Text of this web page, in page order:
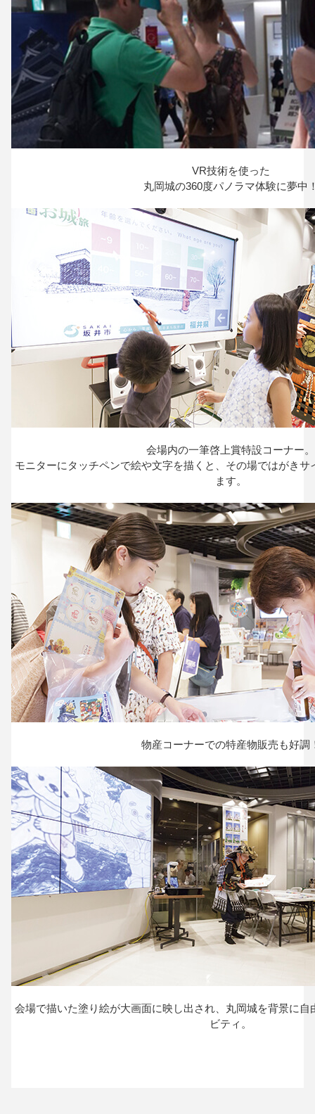
VR技術を使った
丸岡城の360度パノラマ体験に夢中
会場内の一筆啓上賞特設コーナー。
モニターにタッチペンで絵や文字を描くと、 その場ではがきサ
ます。
物産コーナーでの特産物販売も好調
会場で描いた塗り絵が大画面に映し出され、 丸岡城を背景に自
ビティ。